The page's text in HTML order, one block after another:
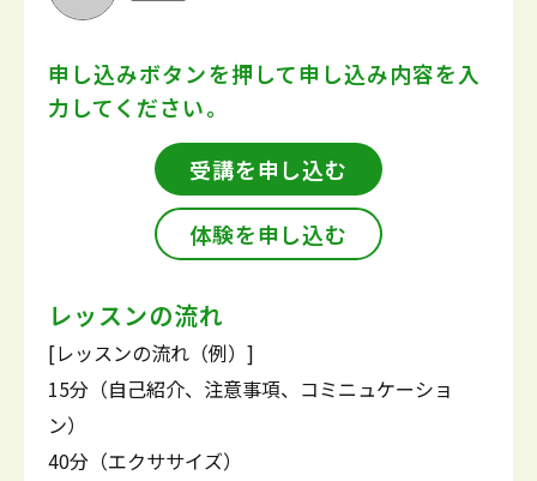
申し込みボタンを押して申し込み内容を入
力してください。
受講を申し込む
体験を申し込む
レッスンの流れ
[レッスンの流れ（例）]
15分（自己紹介、注意事項、コミニュケーショ
ン）
40分（エクササイズ）